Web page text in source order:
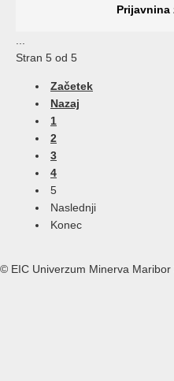
Prijavnina
...
Stran 5 od 5
Začetek
Nazaj
1
2
3
4
5
Naslednji
Konec
© EIC Univerzum Minerva